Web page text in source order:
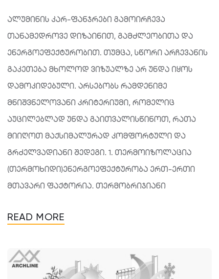
ალუმინის კარ-ფანჯრები გამოირჩევა
თანამედროვე დიზაინით, გამძლეობითა და
ენერგოეფექტურობით. თუმცა, სწორი არჩევანის
გაკეთება მხოლოდ ვიზუალზე არ უნდა იყოს
დამოკიდებული. არსებობს რამდენიმე
მნიშვნელოვანი კრიტერიუმი, რომელიც
აუცილებლად უნდა გაითვალისწინოთ, რათა
მიიღოთ მაქსიმალურად კომფორტული და
გრძელვადიანი შედეგი. 1. თერმოიზოლაცია
(თერმოხიდი)ენერგოეფექტურობა ერთ-ერთი
მთავარი ფაქტორია. თერმობრიჯიანი
READ MORE